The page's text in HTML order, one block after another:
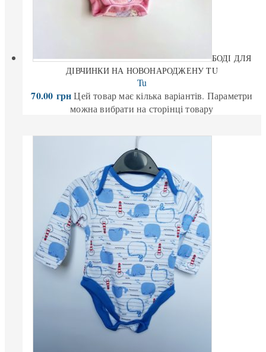
БОДІ ДЛЯ
ДІВЧИНКИ НА НОВОНАРОДЖЕНУ TU
Tu
70.00 грн Цей товар має кілька варіантів. Параметри
можна вибрати на сторінці товару